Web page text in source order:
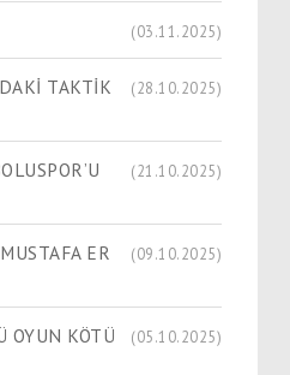
(03.11.2025)
TAKTİK
(28.10.2025)
(21.10.2025)
ER
(09.10.2025)
OYUN KÖTÜ
(05.10.2025)